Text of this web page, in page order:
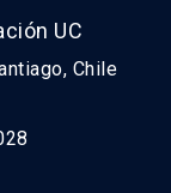
UC
Chile